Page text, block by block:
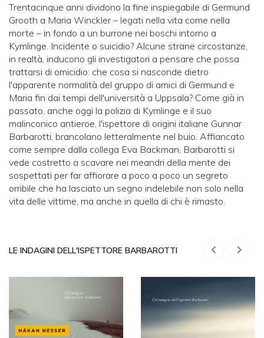
Trentacinque anni dividono la fine inspiegabile di Germund
Grooth a Maria Winckler – legati nella vita come nella
morte – in fondo a un burrone nei boschi intorno a
Kymlinge. Incidente o suicidio? Alcune strane circostanze,
in realtà, inducono gli investigatori a pensare che possa
trattarsi di omicidio: che cosa si nasconde dietro
l'apparente normalità del gruppo di amici di Germund e
Maria fin dai tempi dell'università a Uppsala? Come già in
passato, anche oggi la polizia di Kymlinge e il suo
malinconico antieroe, l'ispettore di origini italiane Gunnar
Barbarotti, brancolano letteralmente nel buio. Affiancato
come sempre dalla collega Eva Backman, Barbarotti si
vede costretto a scavare nei meandri della mente dei
sospettati per far affiorare a poco a poco un segreto
orribile che ha lasciato un segno indelebile non solo nella
vita delle vittime, ma anche in quella di chi è rimasto.
LE INDAGINI DELL'ISPETTORE BARBAROTTI